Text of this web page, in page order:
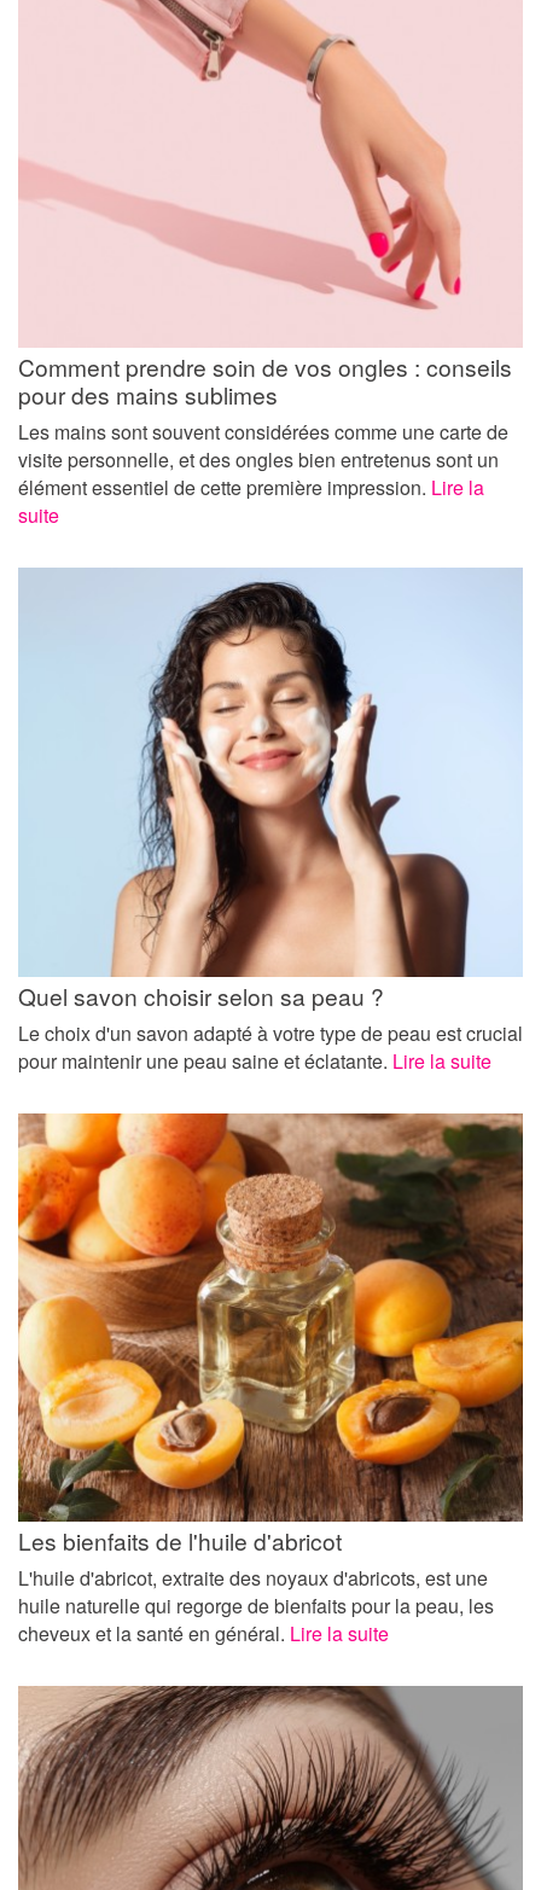
Comment prendre soin de vos ongles : conseils
pour des mains sublimes
Les mains sont souvent considérées comme une carte de
visite personnelle, et des ongles bien entretenus sont un
élément essentiel de cette première impression. Lire la
suite
Quel savon choisir selon sa peau ?
Le choix d'un savon adapté à votre type de peau est crucial
pour maintenir une peau saine et éclatante. Lire la suite
Les bienfaits de l'huile d'abricot
L'huile d'abricot, extraite des noyaux d'abricots, est une
huile naturelle qui regorge de bienfaits pour la peau, les
cheveux et la santé en général. Lire la suite